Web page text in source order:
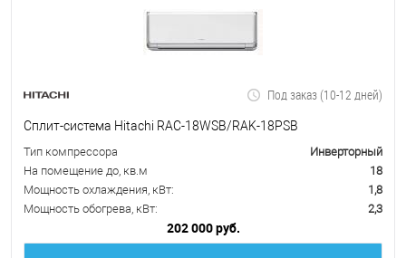
Под заказ (10-12 дней)
Сплит-система Hitachi RAC-18WSB/RAK-18PSB
Тип компрессора
Инверторный
На помещение до, кв.м
18
Мощность охлаждения, кВт:
1,8
Мощность обогрева, кВт:
2,3
202 000 руб.